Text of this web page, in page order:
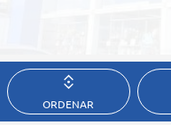
ORDENAR